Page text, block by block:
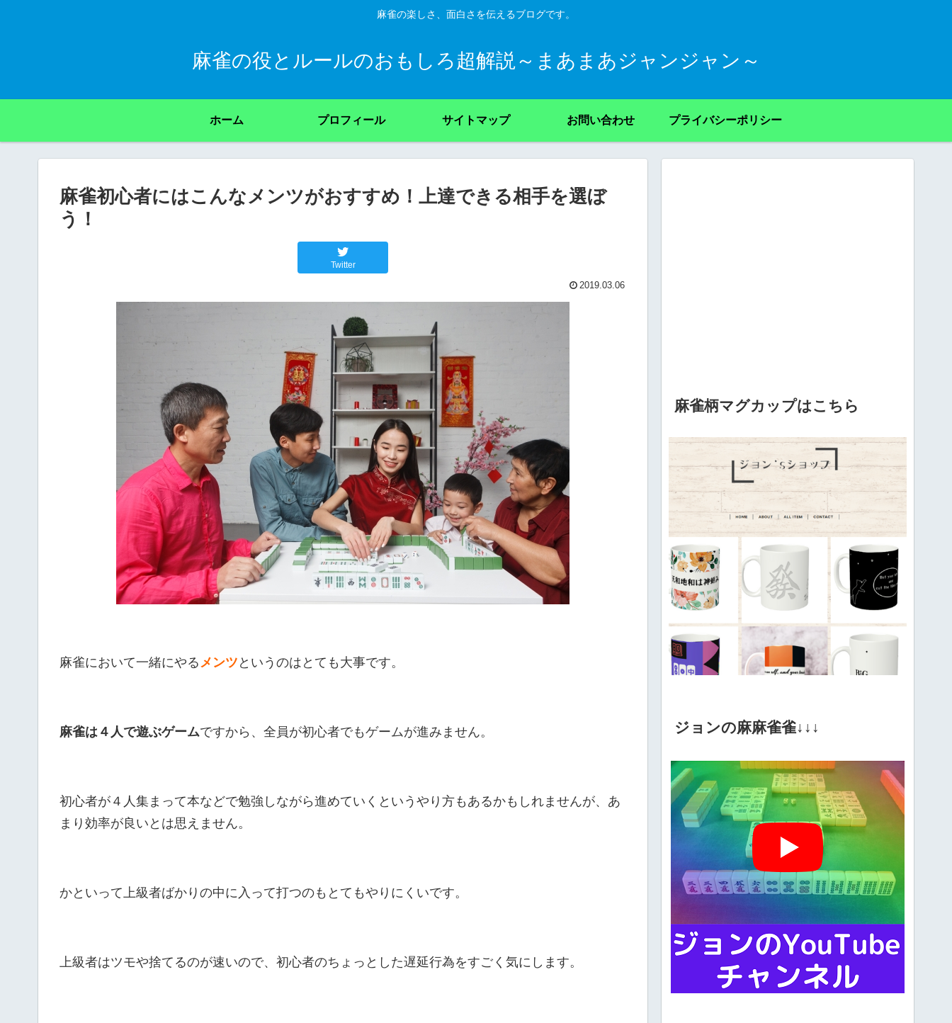
麻雀の楽しさ、面白さを伝えるブログです。
麻雀の役とルールのおもしろ超解説～まあまあジャンジャン～
ホーム プロフィール サイトマップ お問い合わせ プライバシーポリシー
麻雀初心者にはこんなメンツがおすすめ！上達できる相手を選ぼ
う！
Twitter
2019.03.06
麻雀において一緒にやる メンツ というのはとても大事です。
麻雀は４人で遊ぶゲームですから、全員が初心者でもゲームが進みません。
初心者が４人集まって本などで勉強しながら進めていくというやり方もあるかもしれませんが、あ
まり効率が良いとは思えません。
かといって上級者ばかりの中に入って打つのもとてもやりにくいです。
上級者はツモや捨てるのが速いので、初心者のちょっとした遅延行為をすごく気にします。
麻雀柄マグカップはこちら
ジョンの麻麻雀雀↓↓↓